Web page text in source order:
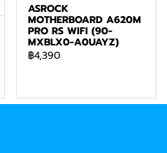
ASROCK
MOTHERBOARD A620M
PRO RS WIFI (90-
MXBLX0-A0UAYZ)
฿4,390